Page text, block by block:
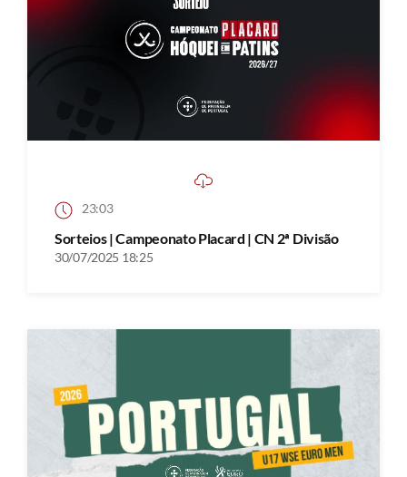
23:03
Sorteios | Campeonato Placard | CN 2ª Divisão
30/07/2025 18:25